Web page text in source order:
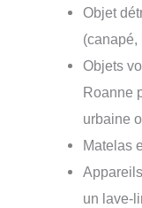
Objet
Objets
Roanne
urbaine
Matelas
un lave-